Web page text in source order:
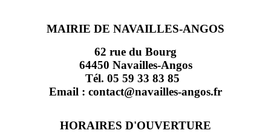
MAIRIE DE NAVAILLES-ANGOS
62 rue du Bourg
64450 Navailles-Angos
Tél. 05 59 33 83 85
Email : contact@navailles-angos.fr
HORAIRES D'OUVERTURE